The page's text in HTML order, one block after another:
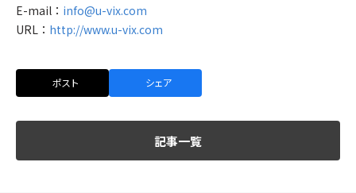
E-mail： info@u-vix.com
URL： http://www.u-vix.com
ポスト シェア
記事一覧